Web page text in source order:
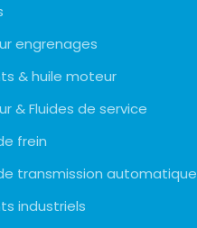
engrenages
& huile moteur
& Fluides de service
frein
transmission automatique
industriels